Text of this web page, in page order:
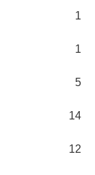
1
1
5
14
12